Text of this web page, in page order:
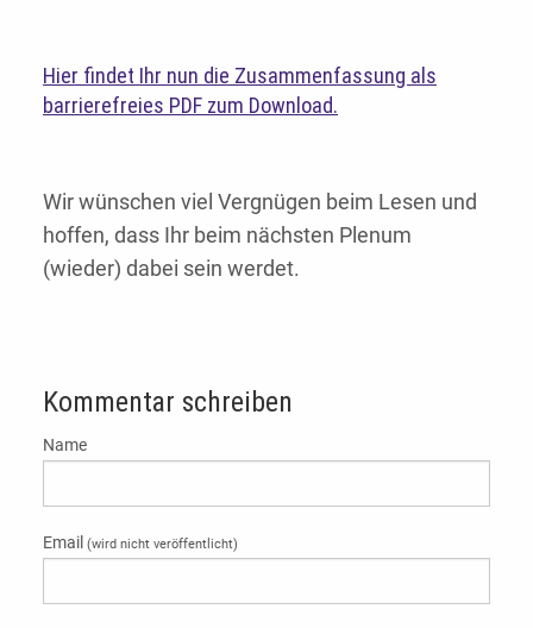
Hier findet Ihr nun die Zusammenfassung als
barrierefreies PDF zum Download.
Wir wünschen viel Vergnügen beim Lesen und
hoffen, dass Ihr beim nächsten Plenum
(wieder) dabei sein werdet.
Kommentar schreiben
Name
Email (wird nicht veröffentlicht)